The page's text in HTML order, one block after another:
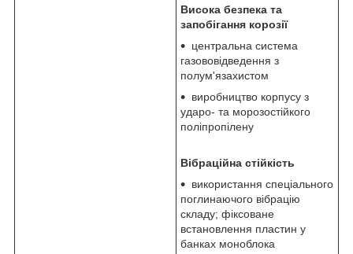
Висока безпека та
запобігання корозії
центральна система
газововідведення з
полум'язахистом
виробництво корпусу з
ударо- та морозостійкого
поліпропілену
Вібраційна стійкість
використання спеціального
поглинаючого вібрацію
складу; фіксоване
встановлення пластин у
банках моноблока